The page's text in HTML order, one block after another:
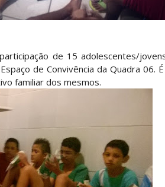
de 15 adolescentes/
de Convivência da Quadra 06.
familiar dos mesmos.